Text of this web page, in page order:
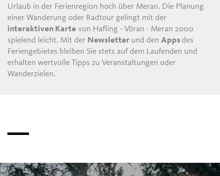
Urlaub in der Ferienregion hoch über Meran. Die Planung
einer Wanderung oder Radtour gelingt mit der
interaktiven Karte von Hafling - Vöran - Meran 2000
spielend leicht. Mit der Newsletter und denAppsdes
Feriengebietes bleiben Sie stets auf dem Laufenden und
erhalten wertvolle Tipps zu Veranstaltungen oder
Wanderzielen.